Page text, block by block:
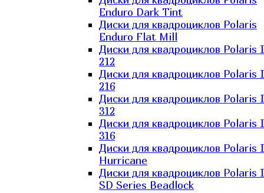
Enduro Dark Tint
Диски для квадроциклов Polaris
Enduro Flat Mill
Диски для квадроциклов Polaris
212
Диски для квадроциклов Polaris
216
Диски для квадроциклов Polaris
312
Диски для квадроциклов Polaris
316
Диски для квадроциклов Polaris
Hurricane
Диски для квадроциклов Polaris
SD Series Beadlock